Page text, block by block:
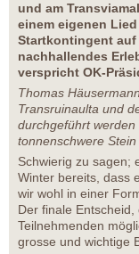
und am
einem eigenen
Startkontingent auf
nachhallendes
verspricht OK-
Thomas
Transruinaulta und
durchgeführt
tonnenschwere
Schwierig zu sagen;
Winter bereits, dass
wir wohl in einer
Der finale
Teilnehmenden
grosse und wichtige